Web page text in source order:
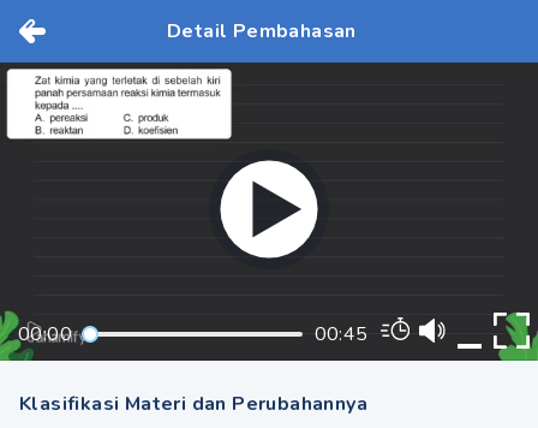
Detail Pembahasan
00:00 00:45
Klasifikasi Materi dan Perubahannya